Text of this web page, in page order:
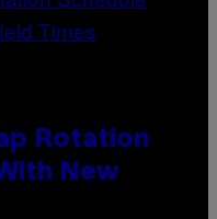
Rotation
New